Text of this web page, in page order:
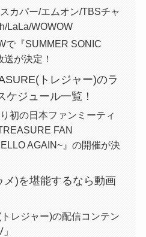
カパー/エムオン/TBSチャ
LaLa/WOWOW
で『SUMMER SONIC
が決定！
トレジャー)のラ
ケジュール一覧！
初の日本ファンミーティ
FAN
AGAIN~』の開催が決
メ)を堪能するなら動画
レジャー)の配信コンテン